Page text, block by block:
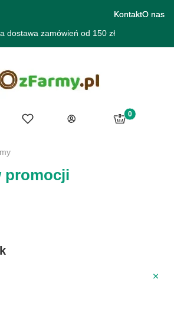
KontaktO nas
dostawa zamówień od 150 zł
Ulubione
Zaloguj się
Produkty w
Koszyk
promocji
Dla